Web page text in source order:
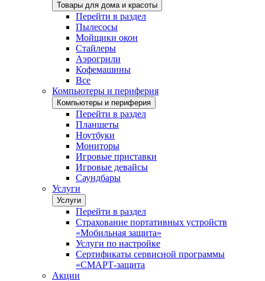
Товары для дома и красоты
Перейти в раздел
Пылесосы
Мойщики окон
Стайлеры
Аэрогрили
Кофемашины
Все
Компьютеры и периферия
Компьютеры и периферия
Перейти в раздел
Планшеты
Ноутбуки
Мониторы
Игровые приставки
Игровые девайсы
Саундбары
Услуги
Услуги
Перейти в раздел
Страхование портативных устройств
«Мобильная защита»
Услуги по настройке
Сертификаты сервисной программы
«СМАРТ-защита
Акции